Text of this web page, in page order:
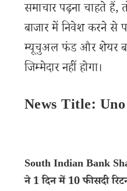
समाचार पढ़ना चाहते हैं,
बाजार में निवेश करने से
म्यूचुअल फंड और शेयर
जिम्मेदार नहीं होगा।
News Title:
South Indian Bank
ने 1 दिन में 10 फीसदी